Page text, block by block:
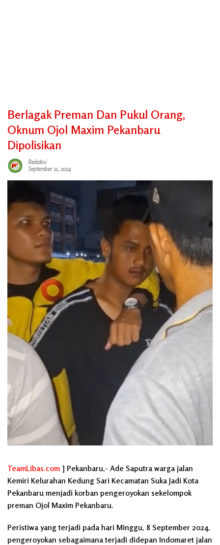
Berlagak Preman Dan Pukul Orang,
Oknum Ojol Maxim Pekanbaru
Dipolisikan
Redaksi
September 11, 2024
TeamLibas.com ] Pekanbaru,- Ade Saputra warga jalan
Kemiri Kelurahan Kedung Sari Kecamatan Suka Jadi Kota
Pekanbaru menjadi korban pengeroyokan sekelompok
preman Ojol Maxim Pekanbaru.
Peristiwa yang terjadi pada hari Minggu, 8 September 2024,
pengeroyokan sebagaimana terjadi didepan Indomaret jalan